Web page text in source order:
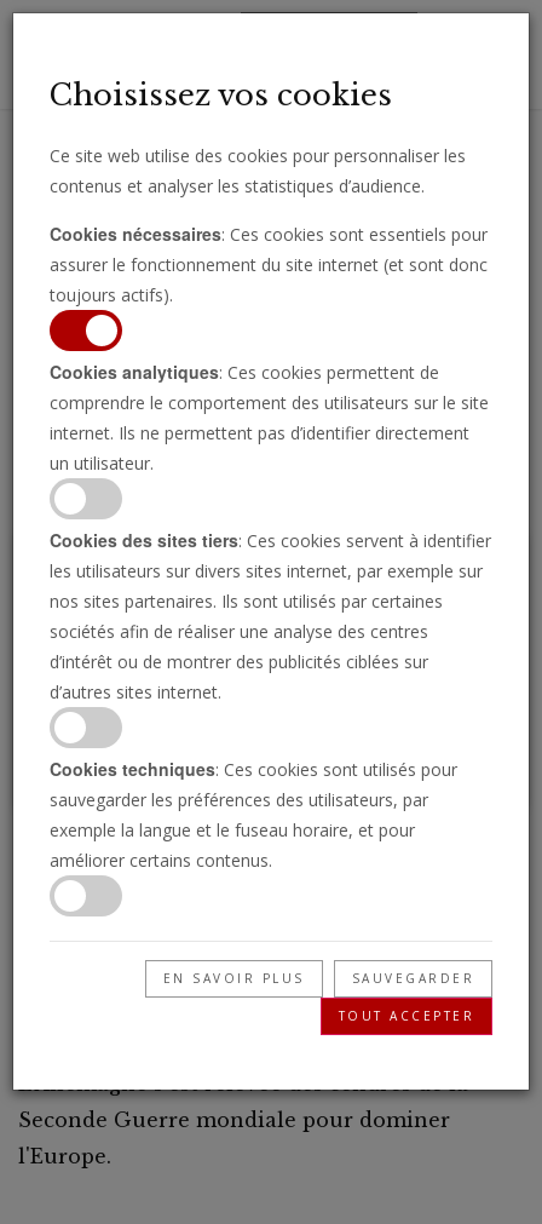
importantes directement par e-mail.
Regarder l’émission
P
L’Allemagne à la
recherche d’un nouveau
Charlemagne
L'Allemagne s'est relevée des cendres de la
Seconde Guerre mondiale pour dominer
l'Europe.
Choisissez vos cookies
Ce site web utilise des cookies pour personnaliser les
contenus et analyser les statistiques d’audience.
Cookies nécessaires: Ces cookies sont essentiels pour
assurer le fonctionnement du site internet (et sont donc
toujours actifs).
Cookies analytiques: Ces cookies permettent de
comprendre le comportement des utilisateurs sur le site
internet. Ils ne permettent pas d’identifier directement
un utilisateur.
Cookies des sites tiers: Ces cookies servent à identifier
les utilisateurs sur divers sites internet, par exemple sur
nos sites partenaires. Ils sont utilisés par certaines
sociétés afin de réaliser une analyse des centres
d’intérêt ou de montrer des publicités ciblées sur
d’autres sites internet.
Cookies techniques: Ces cookies sont utilisés pour
sauvegarder les préférences des utilisateurs, par
exemple la langue et le fuseau horaire, et pour
améliorer certains contenus.
EN SAVOIR PLUS SAUVEGARDER
TOUT ACCEPTER